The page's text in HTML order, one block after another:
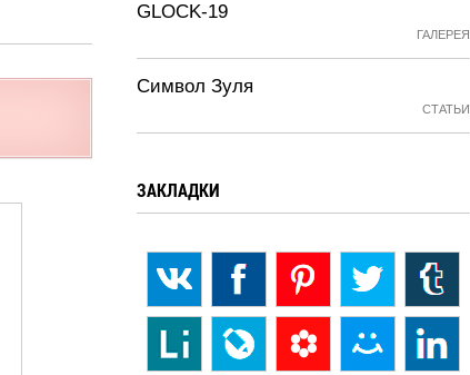
GLOCK-19
ГАЛЕРЕЯ
Символ Зуля
СТАТЬИ
ЗАКЛАДКИ